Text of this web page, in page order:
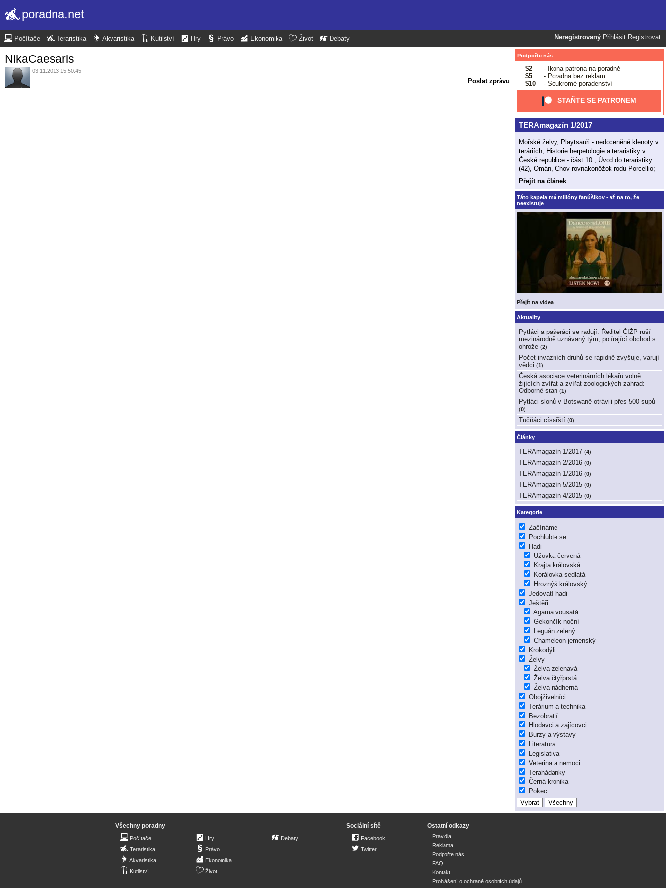
poradna.net
Neregistrovaný Přihlásit Registrovat
Počítače Teraristika Akvaristika Kutilství Hry Právo Ekonomika Život Debaty
NikaCaesaris
03.11.2013 15:50:45
Poslat zprávu
Podpořte nás
$2
- Ikona patrona na poradně
$5
- Poradna bez reklam
$10
- Soukromé poradenství
STAŇTE SE PATRONEM
TERAmagazín 1/2017
Mořské želvy, Playtsauři - nedoceněné klenoty v
teráriích, Historie herpetologie a teraristiky v
České republice - část 10., Úvod do teraristiky
(42), Omán, Chov rovnakonôžok rodu Porcellio;
Přejít na článek
Táto kapela má milióny fanúšikov - až na to, že
neexistuje
Přejít na videa
Aktuality
Pytláci a pašeráci se radují. Ředitel ČIŽP ruší
mezinárodně uznávaný tým, potírající obchod s
ohrože (2)
Počet invazních druhů se rapidně zvyšuje, varují
vědci (1)
Česká asociace veterinárních lékařů volně
žijících zvířat a zvířat zoologických zahrad:
Odborné stan (1)
Pytláci slonů v Botswaně otrávili přes 500 supů
(0)
Tučňáci císařští (0)
Články
TERAmagazín 1/2017 (4)
TERAmagazín 2/2016 (0)
TERAmagazín 1/2016 (0)
TERAmagazín 5/2015 (0)
TERAmagazín 4/2015 (0)
Kategorie
Začínáme
Pochlubte se
Hadi
Užovka červená
Krajta královská
Korálovka sedlatá
Hroznýš královský
Jedovatí hadi
Ještěři
Agama vousatá
Gekončík noční
Leguán zelený
Chameleon jemenský
Krokodýli
Želvy
Želva zelenavá
Želva čtyřprstá
Želva nádherná
Obojživelníci
Terárium a technika
Bezobratlí
Hlodavci a zajícovci
Burzy a výstavy
Literatura
Legislativa
Veterina a nemoci
Terahádanky
Černá kronika
Pokec
Všechny poradny
Počítače
Teraristika
Akvaristika
Kutilství
Hry
Právo
Ekonomika
Život
Debaty
Sociální sítě
Facebook
Twitter
Ostatní odkazy
Pravidla
Reklama
Podpořte nás
FAQ
Kontakt
Prohlášení o ochraně osobních údajů